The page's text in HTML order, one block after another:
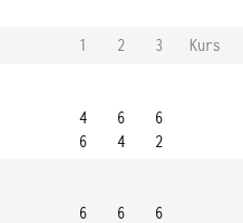
1 2 3
Kurs
4
6
6
4
6
2
6
6
6